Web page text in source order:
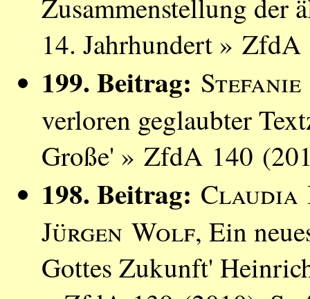
Zusammenstellung der
14. Jahrhundert »
199. Beitrag: Stefanie
verloren geglaubter
Große' » ZfdA 140
198. Beitrag: Claudia
Jürgen Wolf, Ein
Gottes Zukunft'